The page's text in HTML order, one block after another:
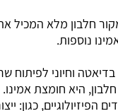
נוספות.
וחיוני לפיתוח
היא חומצת